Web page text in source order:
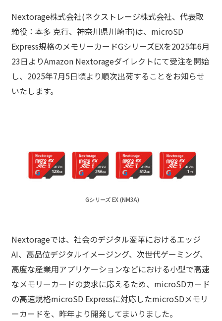
Nextorage株式会社(ネクストレージ株式会社、代表取
締役：本多 克行、神奈川県川崎市)は、microSD
Express規格のメモリーカードGシリーズEXを2025年6月
23日よりAmazon Nextorageダイレクトにて受注を開始
し、2025年7月5日頃より順次出荷することをお知らせ
いたします。
Gシリーズ EX (NM3A)
Nextorageでは、社会のデジタル変革におけるエッジ
AI、高品位デジタルイメージング、次世代ゲーミング、
高度な産業用アプリケーションなどにおける小型で高速
なメモリーカードの要求に応えるため、microSDカード
の高速規格microSD Expressに対応したmicroSDメモリ
ーカードを、昨年より開発してまいりました。